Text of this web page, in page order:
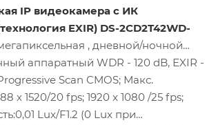
IP видеокамера с ИК
EXIR) DS-2CD2T42WD-
, дневной/ночной
аппаратный WDR - 120 dB, EXIR -
Scan CMOS; Макс.
x 1520/20 fps; 1920 x 1080 /25 fps;
Lux/F1.2 (0 Lux при